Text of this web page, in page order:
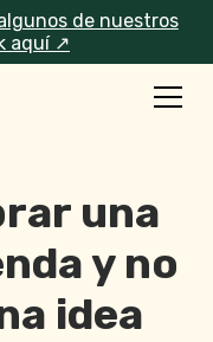
de nuestros
aquí ↗
una
y no
idea